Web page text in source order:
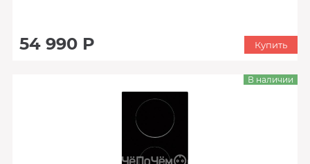
54 990 Р Купить
В наличии